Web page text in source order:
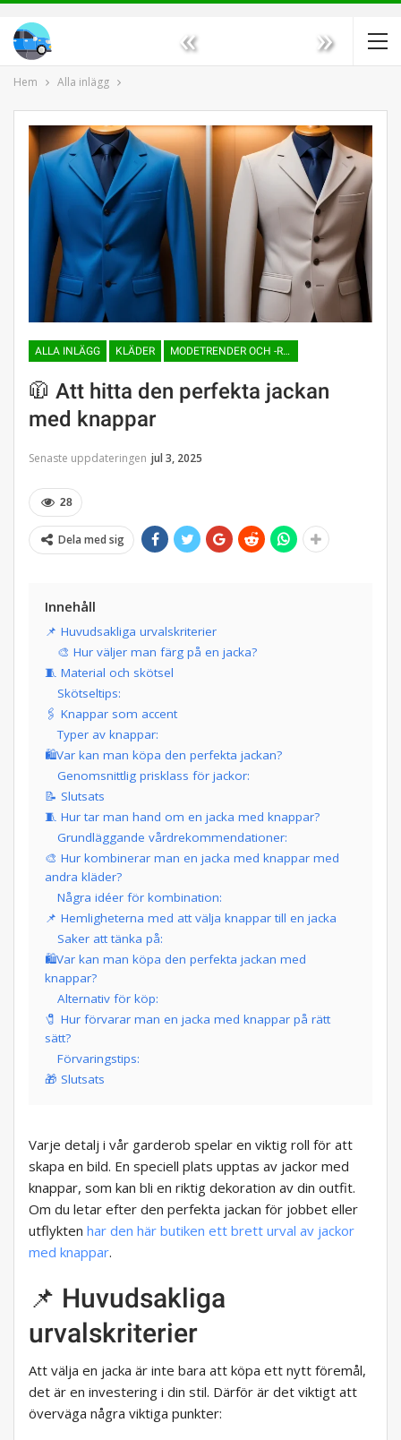
« »
Hem Alla inlägg
ALLA INLÄGG KLÄDER MODETRENDER OCH -RIKTNINGAR
🧥 Att hitta den perfekta jackan
med knappar
Senaste uppdateringen jul 3, 2025
28
Dela med sig
Innehåll
📌 Huvudsakliga urvalskriterier
🎨 Hur väljer man färg på en jacka?
🧵 Material och skötsel
Skötseltips:
🖇️ Knappar som accent
Typer av knappar:
🛍️Var kan man köpa den perfekta jackan?
Genomsnittlig prisklass för jackor:
📝 Slutsats
🧵 Hur tar man hand om en jacka med knappar?
Grundläggande vårdrekommendationer:
🎨 Hur kombinerar man en jacka med knappar med
andra kläder?
Några idéer för kombination:
📌 Hemligheterna med att välja knappar till en jacka
Saker att tänka på:
🛍Var kan man köpa den perfekta jackan med
knappar?
Alternativ för köp:
🧷 Hur förvarar man en jacka med knappar på rätt
sätt?
Förvaringstips:
🎁 Slutsats
Varje detalj i vår garderob spelar en viktig roll för att
skapa en bild. En speciell plats upptas av jackor med
knappar, som kan bli en riktig dekoration av din outfit.
Om du letar efter den perfekta jackan för jobbet eller
utflykten har den här butiken ett brett urval av jackor
med knappar.
📌 Huvudsakliga
urvalskriterier
Att välja en jacka är inte bara att köpa ett nytt föremål,
det är en investering i din stil. Därför är det viktigt att
överväga några viktiga punkter: